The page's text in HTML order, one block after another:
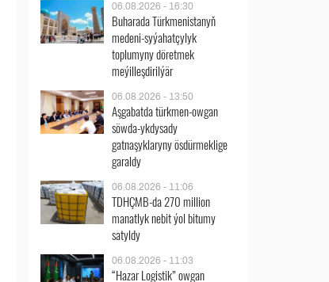
06.08.2026 - 16:30
Buharada Türkmenistanyň
medeni-syýahatçylyk
toplumyny döretmek
meýilleşdirilýär
06.08.2026 - 13:50
Aşgabatda türkmen-owgan
söwda-ykdysady
gatnaşyklaryny ösdürmeklige
garaldy
06.08.2026 - 11:06
TDHÇMB-da 270 million
manatlyk nebit ýol bitumy
satyldy
06.08.2026 - 11:03
“Hazar Logistik” owgan